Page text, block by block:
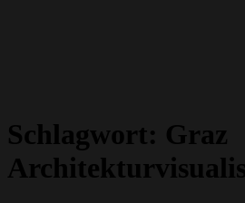
Schlagwort: Graz